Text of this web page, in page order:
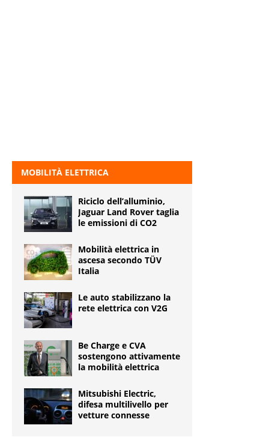
MOBILITÀ ELETTRICA
Riciclo dell’alluminio,
Jaguar Land Rover taglia
le emissioni di CO2
Mobilità elettrica in
ascesa secondo TÜV
Italia
Le auto stabilizzano la
rete elettrica con V2G
Be Charge e CVA
sostengono attivamente
la mobilità elettrica
Mitsubishi Electric,
difesa multilivello per
vetture connesse